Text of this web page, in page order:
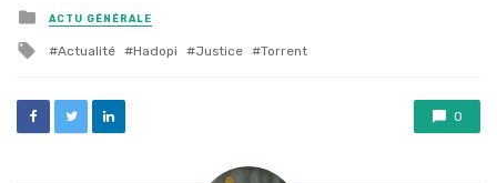
Posted
in
ACTU GÉNÉRALE
Tagged
Actualité Hadopi Justice Torrent
0